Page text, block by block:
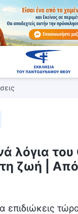
λόγια
ζωή |
επιδιώκεις